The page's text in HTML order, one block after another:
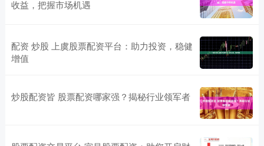
收益，把握市场机遇
配资 炒股 上虞股票配资平台：助力投资，稳健
增值
炒股配资皆 股票配资哪家强？揭秘行业领军者